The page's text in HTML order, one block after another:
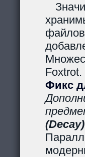
Foxtrot.
Фикс
(Decay)